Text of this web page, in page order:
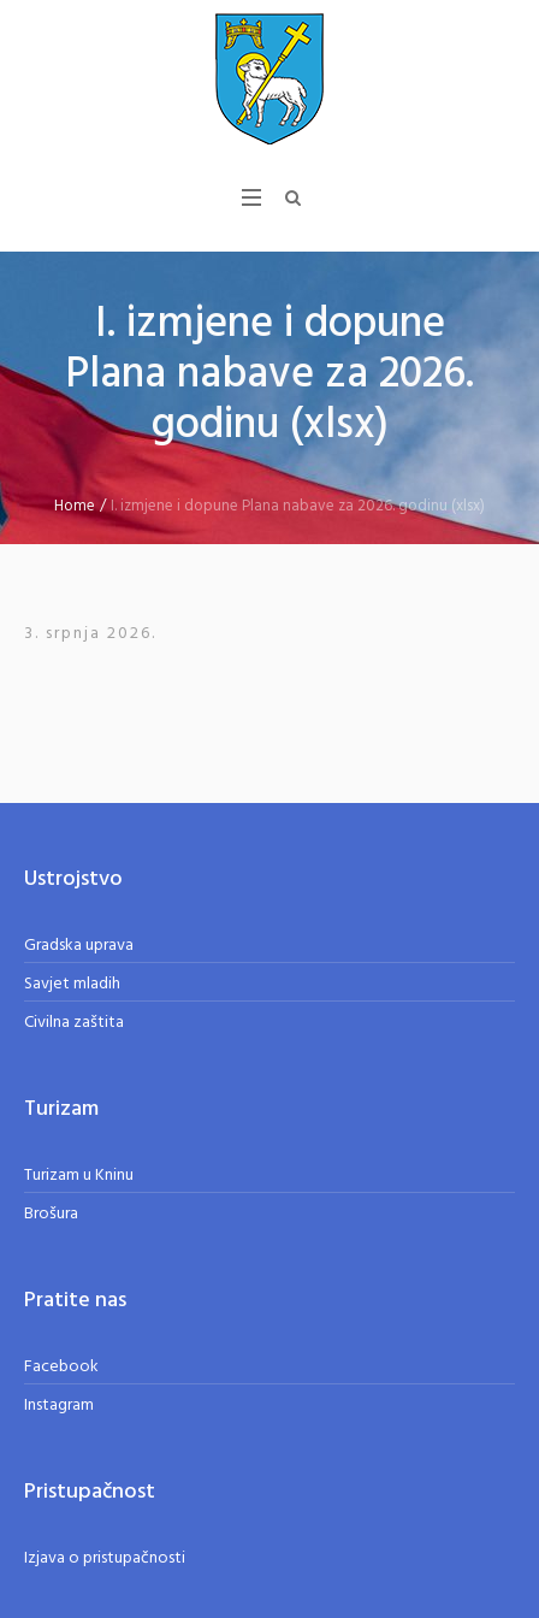
I. izmjene i dopune
Plana nabave za 2026.
godinu (xlsx)
Home/I. izmjene i dopune Plana nabave za 2026. godinu (xlsx)
3. srpnja 2026.
Ustrojstvo
Gradska uprava
Savjet mladih
Civilna zaštita
Turizam
Turizam u Kninu
Brošura
Pratite nas
Facebook
Instagram
Pristupačnost
Izjava o pristupačnosti